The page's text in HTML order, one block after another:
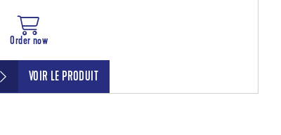
Order now
VOIR LE PRODUIT